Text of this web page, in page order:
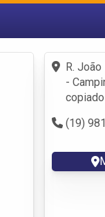
Fazer
Criar
R.
-
(19)